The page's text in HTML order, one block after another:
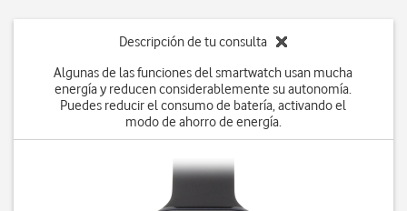
Descripción de tu consulta
Algunas de las funciones del smartwatch usan mucha
energía y reducen considerablemente su autonomía.
Puedes reducir el consumo de batería, activando el
modo de ahorro de energía.